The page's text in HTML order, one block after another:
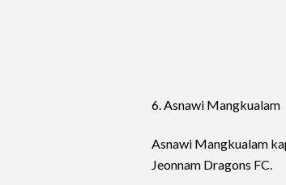
6. Asnawi Mangkualam
Asnawi Mangkualam
Jeonnam Dragons FC.